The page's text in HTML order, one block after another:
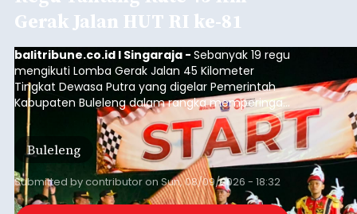
Gerak Jalan HUT RI ke-81
balitribune.co.id I Singaraja - Sebanyak 19 regu
mengikuti Lomba Gerak Jalan 45 Kilometer
Tingkat Dewasa Putra yang digelar Pemerintah
Kabupaten Buleleng dalam rangka memperingati
HUT ke-81 Kemerdekaan Republik Indonesia.
Lomba resmi dimulai dari Lapangan Sepak Bola
Desa Celukan Bawang, Sabtu (8/8/2026) malam.
Buleleng
Submitted bycontributoron Sun, 08/09/2026 - 18:32